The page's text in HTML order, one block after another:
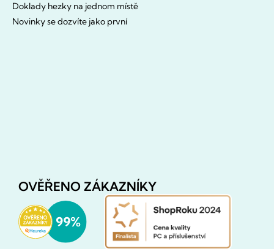
Doklady hezky na jednom místě
Novinky se dozvíte jako první
OVĚŘENO ZÁKAZNÍKY